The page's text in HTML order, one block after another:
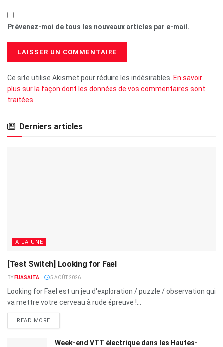
Prévenez-moi de tous les nouveaux articles par e-mail.
Ce site utilise Akismet pour réduire les indésirables. En savoir
plus sur la façon dont les données de vos commentaires sont
traitées.
Derniers articles
A LA UNE
[Test Switch] Looking for Fael
BY FUASAITA 5 AOÛT 2026
Looking for Fael est un jeu d'exploration / puzzle / observation qui
va mettre votre cerveau à rude épreuve !...
READ MORE
Week-end VTT électrique dans les Hautes-